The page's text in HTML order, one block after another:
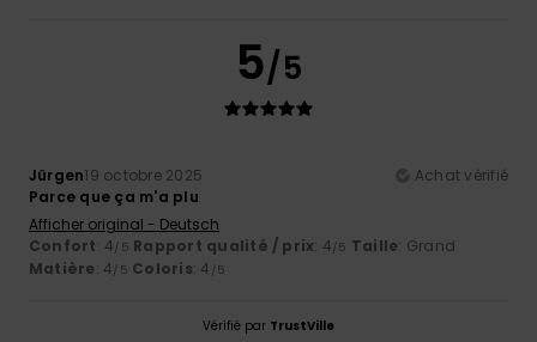
5/5
Jürgen19 octobre 2025
Achat vérifié
Parce que ça m'a plu
Afficher original - Deutsch
Confort: 4/5 Rapport qualité / prix: 4/5 Taille: Grand
Matière: 4/5 Coloris: 4 /5
Vérifié par TrustVille